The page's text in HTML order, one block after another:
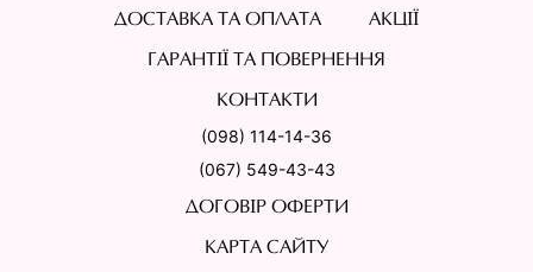
ДОСТАВКА ТА ОПЛАТА АКЦІЇ
ГАРАНТІЇ ТА ПОВЕРНЕННЯ
КОНТАКТИ
(098) 114-14-36
(067) 549-43-43
ДОГОВІР ОФЕРТИ
КАРТА САЙТУ